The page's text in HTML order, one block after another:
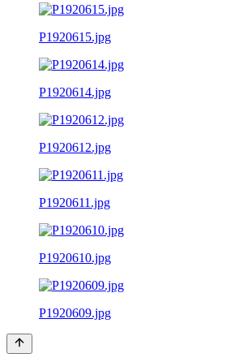
P1920615.jpg
P1920614.jpg
P1920612.jpg
P1920611.jpg
P1920610.jpg
P1920609.jpg